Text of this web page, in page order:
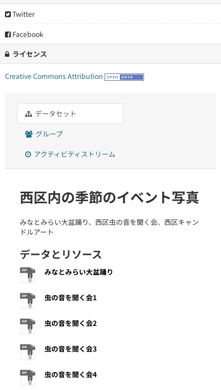
Twitter
Facebook
ライセンス
Creative Commons Attribution
データセット
グループ
アクティビティストリーム
西区内の季節のイベント写真
みなとみらい大盆踊り、西区虫の音を聞く会、西区キャン
ドルアート
データとリソース
みなとみらい大盆踊り
虫の音を聞く会1
虫の音を聞く会2
虫の音を聞く会3
虫の音を聞く会4